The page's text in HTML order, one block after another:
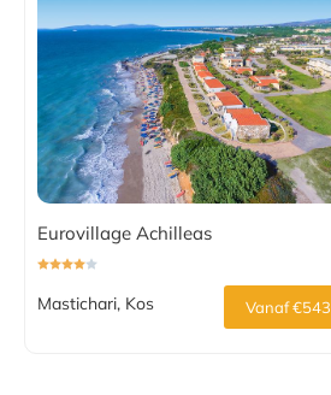
Eurovillage Achilleas
Mastichari, Kos Vanaf €543